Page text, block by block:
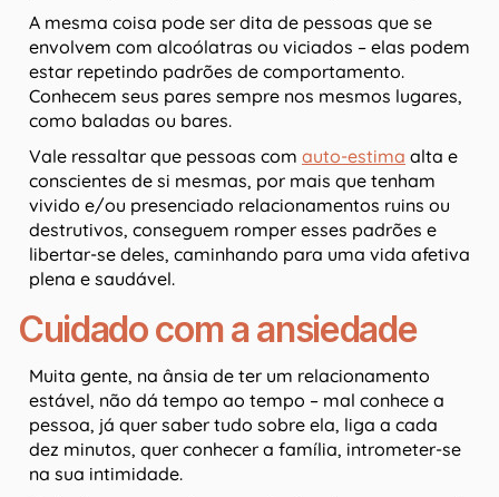
A mesma coisa pode ser dita de pessoas que se
envolvem com alcoólatras ou viciados – elas podem
estar repetindo padrões de comportamento.
Conhecem seus pares sempre nos mesmos lugares,
como baladas ou bares.
Vale ressaltar que pessoas com auto-estima alta e
conscientes de si mesmas, por mais que tenham
vivido e/ou presenciado relacionamentos ruins ou
destrutivos, conseguem romper esses padrões e
libertar-se deles, caminhando para uma vida afetiva
plena e saudável.
Cuidado com a ansiedade
Muita gente, na ânsia de ter um relacionamento
estável, não dá tempo ao tempo – mal conhece a
pessoa, já quer saber tudo sobre ela, liga a cada
dez minutos, quer conhecer a família, intrometer-se
na sua intimidade.